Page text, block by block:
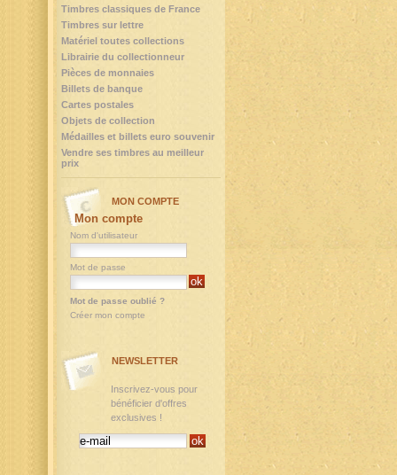
Timbres classiques de France
Timbres sur lettre
Matériel toutes collections
Librairie du collectionneur
Pièces de monnaies
Billets de banque
Cartes postales
Objets de collection
Médailles et billets euro souvenir
Vendre ses timbres au meilleur
prix
MON COMPTE
Mon compte
Nom d'utilisateur
Mot de passe
Mot de passe oublié ?
Créer mon compte
NEWSLETTER
Inscrivez-vous pour
bénéficier d'offres
exclusives !